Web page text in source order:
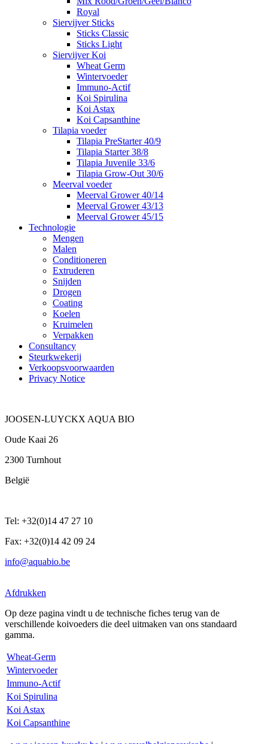
Royal
Siervijver Sticks
Sticks Classic
Sticks Light
Siervijver Koi
Wheat Germ
Wintervoeder
Immuno-Actif
Koi Spirulina
Koi Astax
Koi Capsanthine
Tilapia voeder
Tilapia PreStarter 40/9
Tilapia Starter 38/8
Tilapia Juvenile 33/6
Tilapia Grow-Out 30/6
Meerval voeder
Meerval Grower 40/14
Meerval Grower 43/13
Meerval Grower 45/15
Technologie
Mengen
Malen
Conditioneren
Extruderen
Snijden
Drogen
Coating
Koelen
Kruimelen
Verpakken
Consultancy
Steurkwekerij
Verkoopsvoorwaarden
Privacy Notice
JOOSEN-LUYCKX AQUA BIO
Oude Kaai 26
2300 Turnhout
België
Tel: +32(0)14 47 27 10
Fax: +32(0)14 42 09 24
info@aquabio.be
Afdrukken
Op deze pagina vindt u de technische fiches terug van de
verschillende koivoeders die deel uitmaken van ons standaard
gamma.
Wheat-Germ
Wintervoeder
Immuno-Actif
Koi Spirulina
Koi Astax
Koi Capsanthine